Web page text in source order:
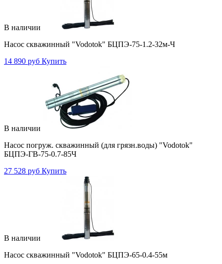
В наличии
Насос скважинный "Vodotok" БЦПЭ-75-1.2-32м-Ч
14 890 руб Купить
В наличии
Насос погруж. скважинный (для грязн.воды) "Vodotok"
БЦПЭ-ГВ-75-0.7-85Ч
27 528 руб Купить
В наличии
Насос скважинный "Vodotok" БЦПЭ-65-0.4-55м